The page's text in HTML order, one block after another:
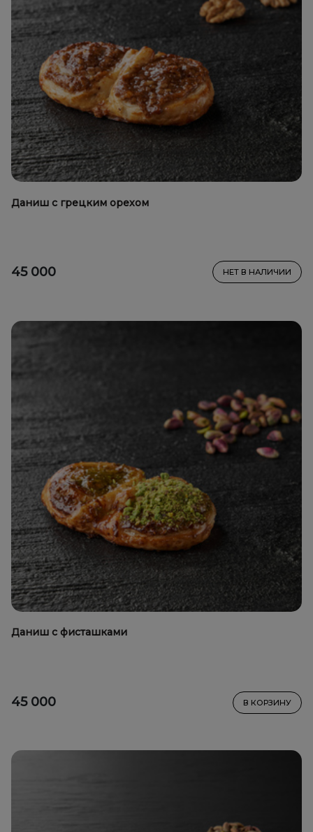
Даниш с грецким орехом
45 000 НЕТ В НАЛИЧИИ
Даниш с фисташками
45 000 В КОРЗИНУ